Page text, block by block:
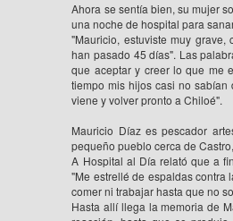
Ahora se sentía bien, su mujer
una noche de hospital para
"Mauricio, estuviste muy
han pasado 45 días". Las
que aceptar y creer lo que me
tiempo mis hijos casi no
viene y volver pronto a Chiloé".
Mauricio Díaz es pescador
pequeño pueblo cerca de
A Hospital al Día relató que a
"Me estrellé de espaldas contra
comer ni trabajar hasta que no
Hasta allí llega la memoria de